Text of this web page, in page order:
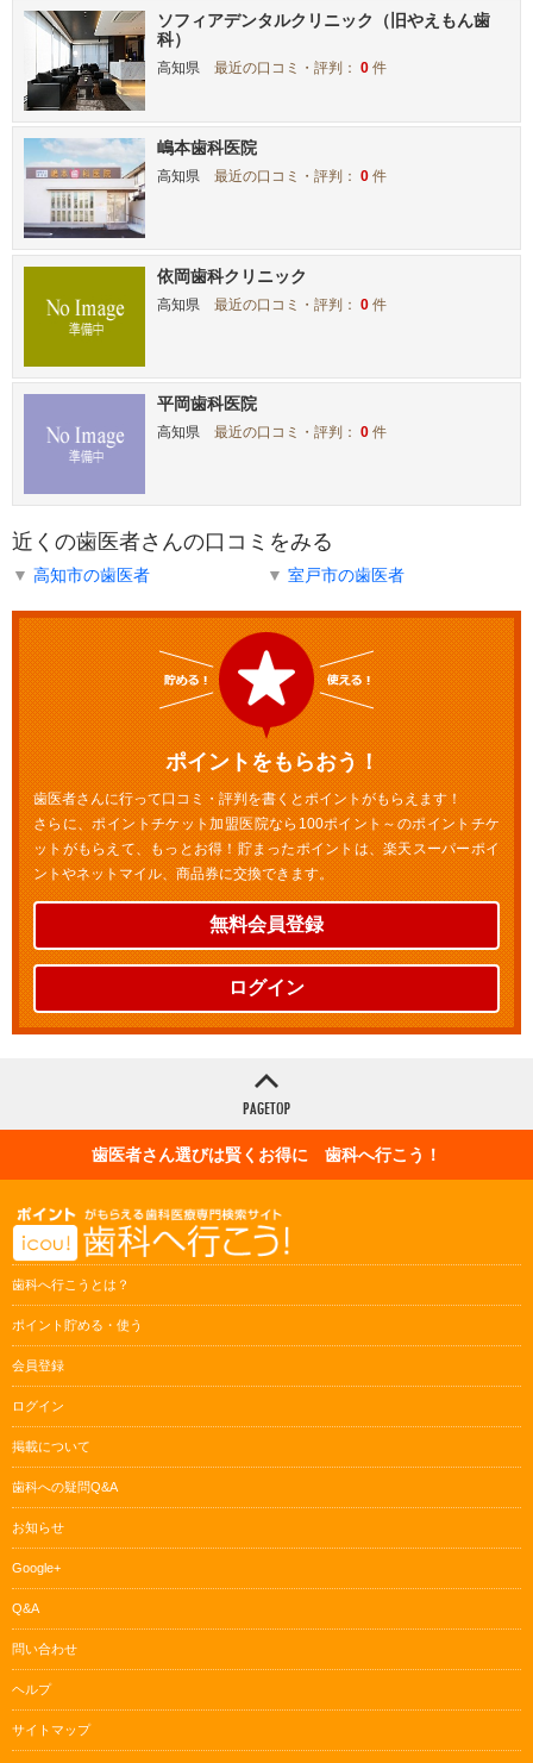
ソフィアデンタルクリニック（旧やえもん歯
科）
高知県 最近の口コミ・評判：0 件
嶋本歯科医院
高知県 最近の口コミ・評判：0 件
依岡歯科クリニック
高知県 最近の口コミ・評判：0 件
平岡歯科医院
高知県 最近の口コミ・評判：0 件
近くの歯医者さんの口コミをみる
▼ 高知市の歯医者 ▼ 室戸市の歯医者
ポイントをもらおう！
歯医者さんに行って口コミ・評判を書くとポイントがもらえます！
さらに、ポイントチケット加盟医院なら100ポイント～のポイントチケ
ットがもらえて、もっとお得！貯まったポイントは、楽天スーパーポイ
ントやネットマイル、商品券に交換できます。
無料会員登録
ログイン
歯医者さん選びは賢くお得に 歯科へ行こう！
歯科へ行こうとは？
ポイント貯める・使う
会員登録
ログイン
掲載について
歯科への疑問Q&A
お知らせ
Google+
Q&A
問い合わせ
ヘルプ
サイトマップ